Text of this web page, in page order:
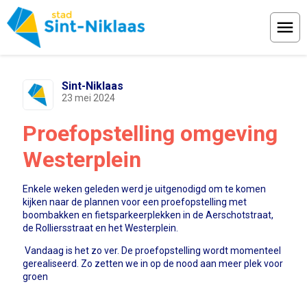
Sint-Niklaas
23 mei 2024
Proefopstelling omgeving
Westerplein
Enkele weken geleden werd je uitgenodigd om te komen
kijken naar de plannen voor een proefopstelling met
boombakken en fietsparkeerplekken in de Aerschotstraat,
de Rolliersstraat en het Westerplein.
Vandaag is het zo ver. De proefopstelling wordt momenteel
gerealiseerd. Zo zetten we in op de nood aan meer plek voor
groen